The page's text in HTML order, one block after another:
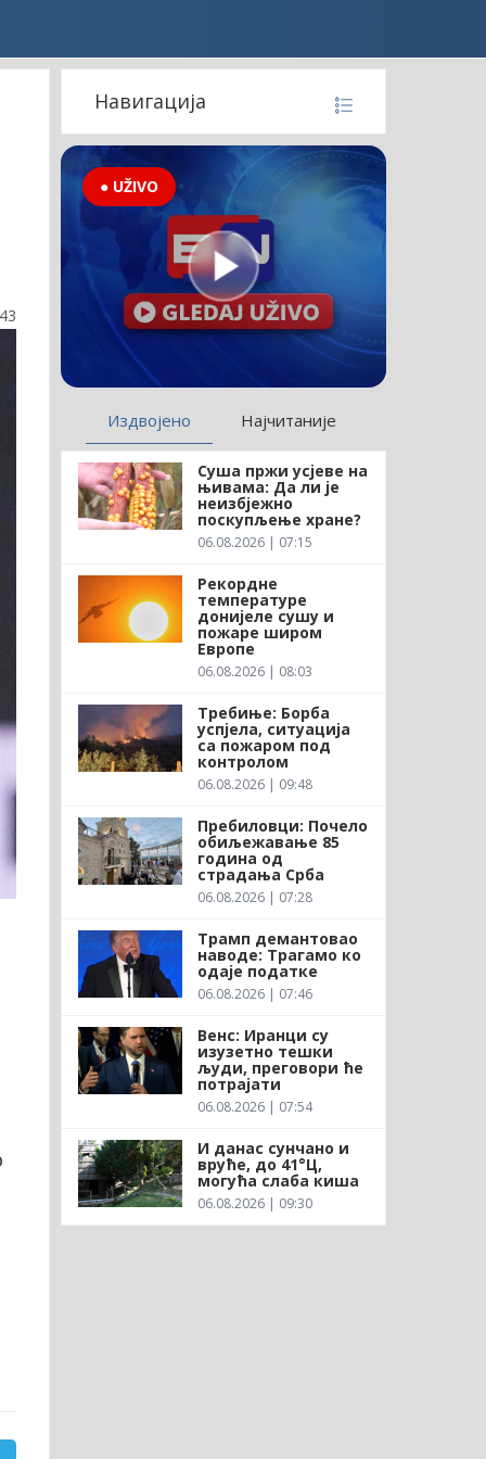
Навигација
● UŽIVO
Издвојено Најчитаније
Суша пржи усјеве на
њивама: Да ли је
неизбјежно
поскупљење хране?
06.08.2026 | 07:15
Рекордне
температуре
донијеле сушу и
пожаре широм
Европе
06.08.2026 | 08:03
Требиње: Борба
успјела, ситуација
са пожаром под
контролом
06.08.2026 | 09:48
Пребиловци: Почело
обиљежавање 85
година од
страдања Срба
06.08.2026 | 07:28
Трамп демантовао
наводе: Трагамо ко
одаје податке
06.08.2026 | 07:46
Венс: Иранци су
изузетно тешки
људи, преговори ће
потрајати
06.08.2026 | 07:54
И данас сунчано и
вруће, до 41°Ц,
могућа слаба киша
06.08.2026 | 09:30